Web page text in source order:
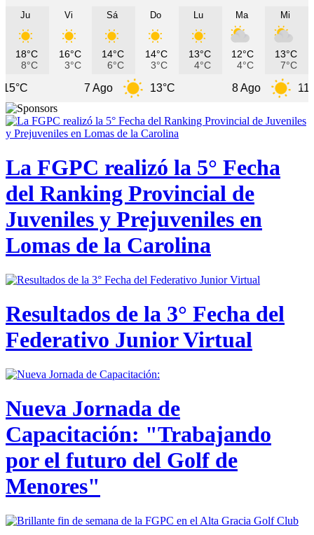
Ju
18°C
8°C
Vi
16°C
3°C
Sá
14°C
6°C
Do
14°C
3°C
Lu
13°C
4°C
Ma
12°C
4°C
Mi
13°C
7°C
13°C 11°C
La FGPC realizó la 5° Fecha
del Ranking Provincial de
Juveniles y Prejuveniles en
Lomas de la Carolina
Resultados de la 3° Fecha del
Federativo Junior Virtual
Nueva Jornada de
Capacitación: "Trabajando
por el futuro del Golf de
Menores"